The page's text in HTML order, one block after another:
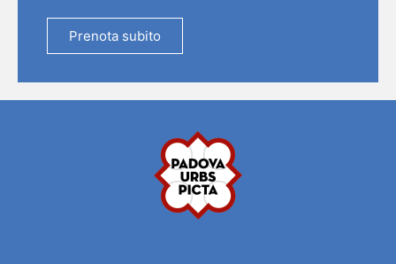
Prenota subito